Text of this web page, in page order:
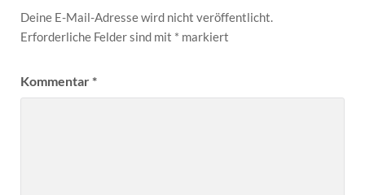
Deine E-Mail-Adresse wird nicht veröffentlicht.
Erforderliche Felder sind mit * markiert
Kommentar*